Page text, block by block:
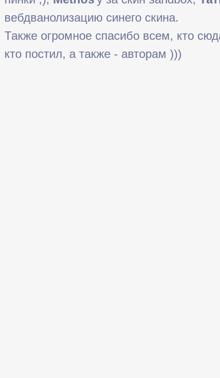
вебдванолизацию синего скина.
Также огромное спасибо всем, кто
кто постил, а также - авторам )))